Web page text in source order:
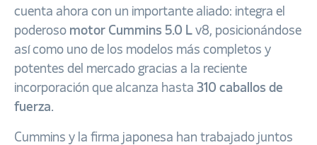
cuenta ahora con un importante aliado: integra el
poderoso motor Cummins 5.0 L v8, posicionándose
así como uno de los modelos más completos y
potentes del mercado gracias a la reciente
incorporación que alcanza hasta 310 caballos de
fuerza.
Cummins y la firma japonesa han trabajado juntos